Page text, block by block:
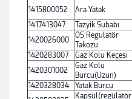
1415800052
Ara Yatak
1417413047
Tazyik Subabı
1420026000
OS Regulatör
Takozu
1420283007
Gaz Kolu Keçesi
1420301002
Gaz Kolu
Burcu(Uzun)
1420328034
Yatak Burcu
Kapsül(regülatör